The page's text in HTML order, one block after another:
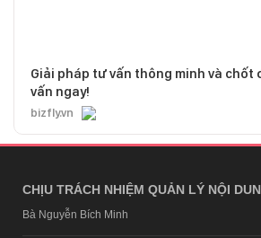
Giải pháp tư vấn thông minh và chốt
vấn ngay!
bizfly.vn
CHỊU TRÁCH NHIỆM QUẢN LÝ NỘI
Bà Nguyễn Bích Minh